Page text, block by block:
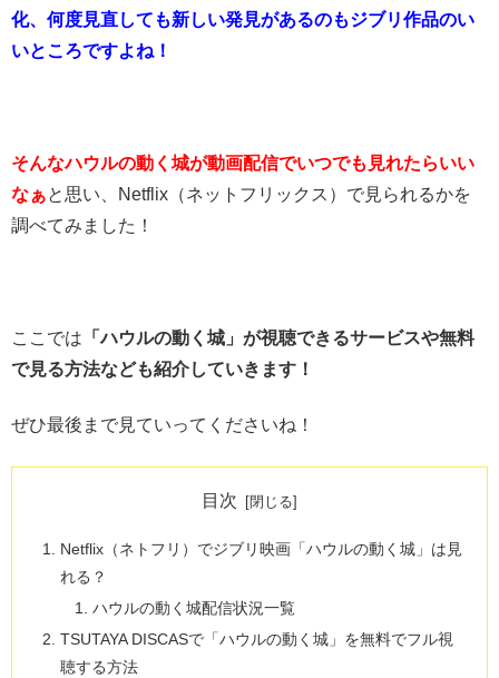
化、何度見直しても新しい発見があるのもジブリ作品のい
いところですよね！
そんなハウルの動く城が動画配信でいつでも見れたらいい
なぁと思い、Netflix（ネットフリックス）で見られるかを
調べてみました！
ここでは 「ハウルの動く城」が視聴できるサービスや無料
で見る方法なども紹介していきます！
ぜひ最後まで見ていってくださいね！
目次
Netflix（ネトフリ）でジブリ映画「ハウルの動く城」は見
れる？
ハウルの動く城配信状況一覧
TSUTAYA DISCASで「ハウルの動く城」を無料でフル視
聴する方法